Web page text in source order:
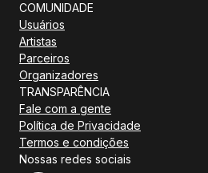
COMUNIDADE
Usuários
Artistas
Parceiros
Organizadores
TRANSPARÊNCIA
Fale com a gente
Política de Privacidade
Termos e condições
Nossas redes sociais